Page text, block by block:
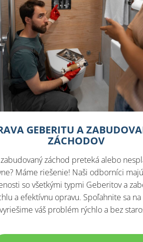
GEBERITU A
ZÁCHODOV
zabudovaný záchod preteká alebo
Máme riešenie! Naši odborníci
so všetkými typmi Geberitov a
a efektívnu opravu. Spoľahnite sa na
vyriešime váš problém rýchlo a bez